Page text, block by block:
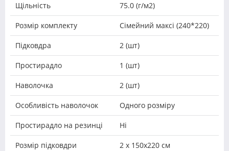
Щільність 75.0 (г/м2)
Розмір комплекту Сімейний максі (240*220)
Підковдра 2 (шт)
Простирадло 1 (шт)
Наволочка 2 (шт)
Особливість наволочок Одного розміру
Простирадло на резинці Ні
Розмір підковдри 2 х 150х220 см